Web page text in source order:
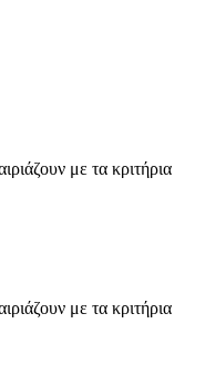
με τα κριτήρια
με τα κριτήρια